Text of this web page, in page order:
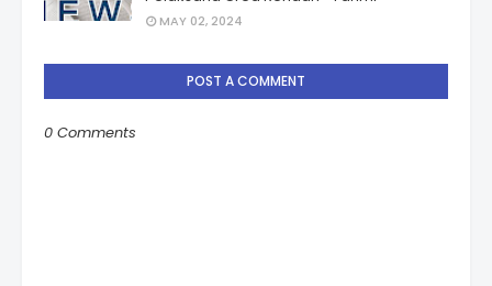
MAY 02, 2024
POST A COMMENT
0 Comments